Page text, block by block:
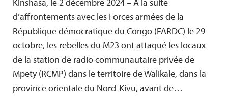
Kinshasa, le 2 décembre 2024 – À la suite
d’affrontements avec les Forces armées de la
République démocratique du Congo (FARDC) le 29
octobre, les rebelles du M23 ont attaqué les locaux
de la station de radio communautaire privée de
Mpety (RCMP) dans le territoire de Walikale, dans la
province orientale du Nord-Kivu, avant de…